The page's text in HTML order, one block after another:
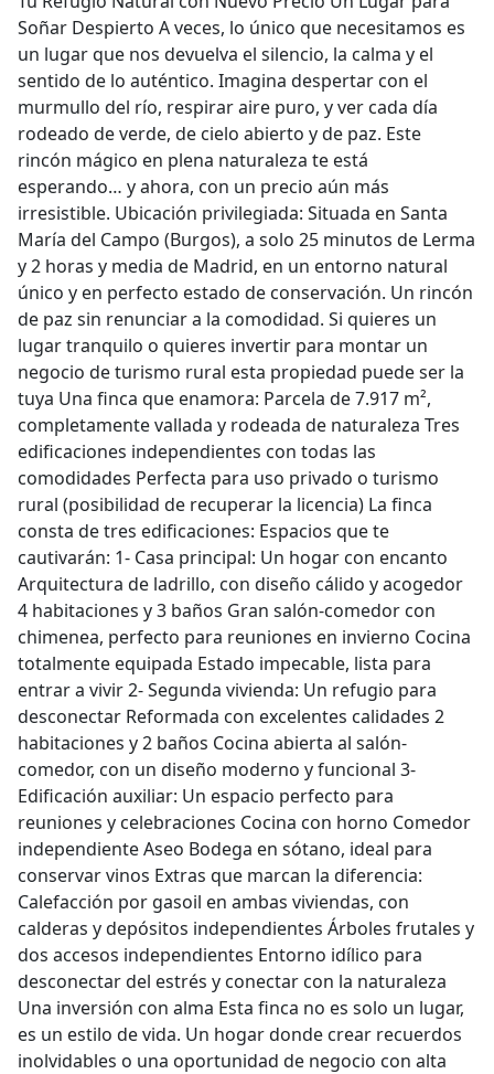
Soñar Despierto A veces, lo único que necesitamos es
un lugar que nos devuelva el silencio, la calma y el
sentido de lo auténtico. Imagina despertar con el
murmullo del río, respirar aire puro, y ver cada día
rodeado de verde, de cielo abierto y de paz. Este
rincón mágico en plena naturaleza te está
esperando… y ahora, con un precio aún más
irresistible. Ubicación privilegiada: Situada en Santa
María del Campo (Burgos), a solo 25 minutos de Lerma
y 2 horas y media de Madrid, en un entorno natural
único y en perfecto estado de conservación. Un rincón
de paz sin renunciar a la comodidad. Si quieres un
lugar tranquilo o quieres invertir para montar un
negocio de turismo rural esta propiedad puede ser la
tuya Una finca que enamora: Parcela de 7.917 m²,
completamente vallada y rodeada de naturaleza Tres
edificaciones independientes con todas las
comodidades Perfecta para uso privado o turismo
rural (posibilidad de recuperar la licencia) La finca
consta de tres edificaciones: Espacios que te
cautivarán: 1- Casa principal: Un hogar con encanto
Arquitectura de ladrillo, con diseño cálido y acogedor
4 habitaciones y 3 baños Gran salón-comedor con
chimenea, perfecto para reuniones en invierno Cocina
totalmente equipada Estado impecable, lista para
entrar a vivir 2- Segunda vivienda: Un refugio para
desconectar Reformada con excelentes calidades 2
habitaciones y 2 baños Cocina abierta al salón-
comedor, con un diseño moderno y funcional 3-
Edificación auxiliar: Un espacio perfecto para
reuniones y celebraciones Cocina con horno Comedor
independiente Aseo Bodega en sótano, ideal para
conservar vinos Extras que marcan la diferencia:
Calefacción por gasoil en ambas viviendas, con
calderas y depósitos independientes Árboles frutales y
dos accesos independientes Entorno idílico para
desconectar del estrés y conectar con la naturaleza
Una inversión con alma Esta finca no es solo un lugar,
es un estilo de vida. Un hogar donde crear recuerdos
inolvidables o una oportunidad de negocio con alta